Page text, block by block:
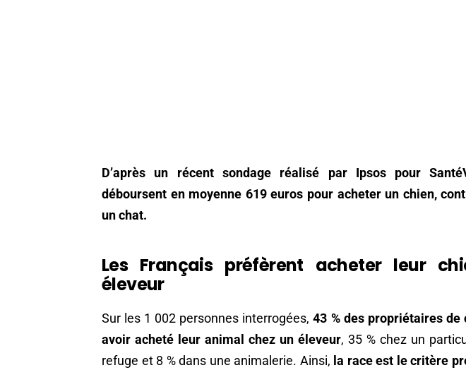
D’après un récent sondage réalisé par Ipsos pour
déboursent en moyenne 619 euros pour acheter un chien,
un chat.
Les Français préfèrent acheter leur
éleveur
Sur les 1 002 personnes interrogées,43 % des propriétaires
avoir acheté leur animal chez un éleveur, 35 % chez un
refuge et 8 % dans une animalerie. Ainsi, la race est le critère